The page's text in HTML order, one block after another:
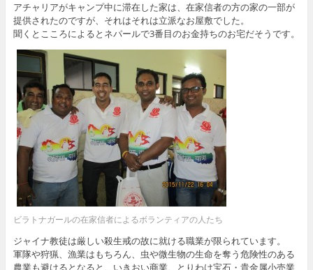
アチャリアがキャンプ中に滞在した家は、在家信者の方の家の一部が
提供されたのですが、それはそれは立派なお屋敷でした。
聞くとこころによるとネパールで3番目のお金持ちのお宅だそうです。
ビラトナガールの在家信者によるボランティアの人たち
ジャイナ教徒は厳しい殺生戒の故に就ける職業が限られています。
軍隊や狩猟、漁業はもちろん、虫や微生物の生命を奪う危険性のある